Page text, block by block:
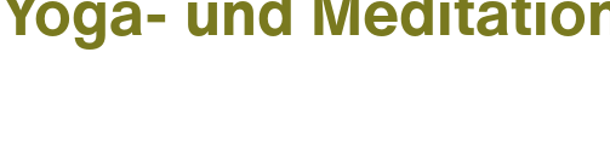
Yoga- und